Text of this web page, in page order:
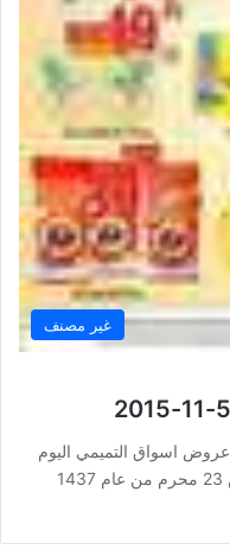
غير مصنف
عروض اسواق التميمي اليوم 5-11-2015 عروض اسواق التميمي اليوم
5-11-2015 عروض حصرية اليوم الخميس 23 محرم من عام 1437